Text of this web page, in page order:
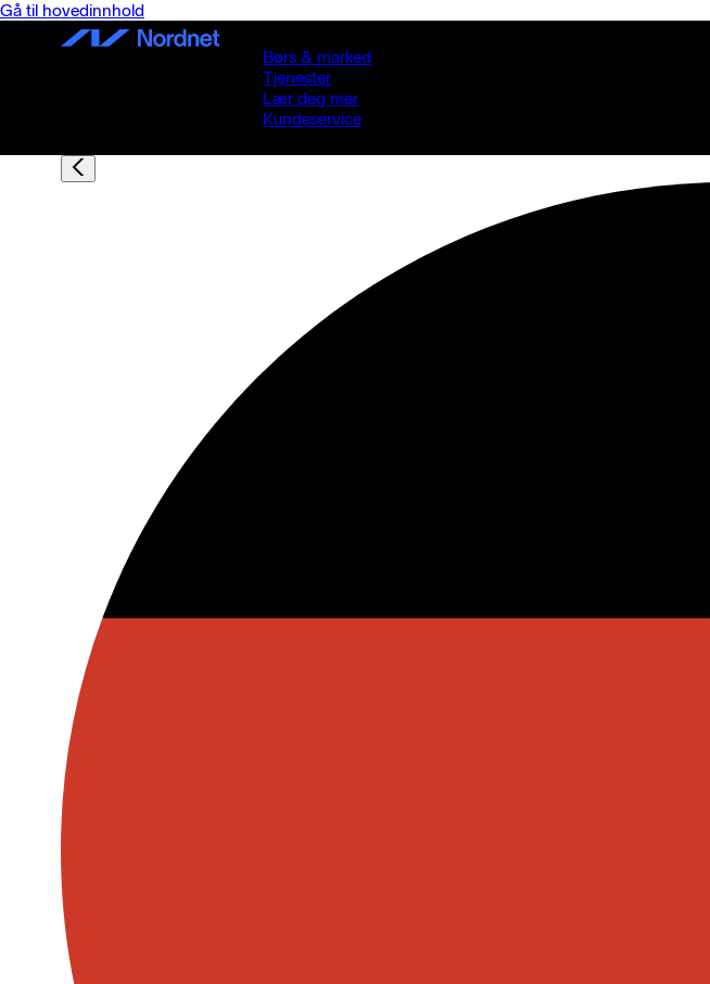
Gå til hovedinnhold
Børs & marked
Tjenester
Lær deg mer
Kundeservice